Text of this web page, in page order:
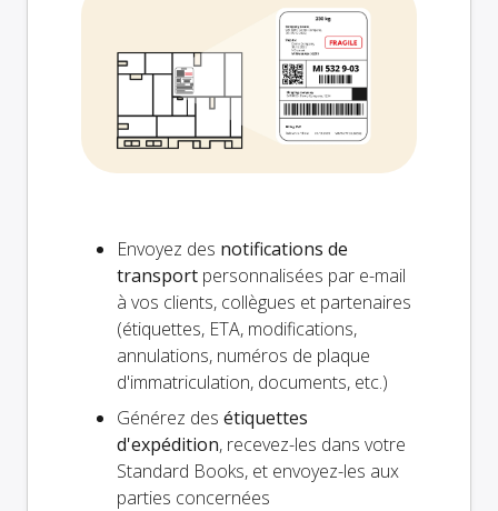
Envoyez des notifications de
transport personnalisées par e-mail
à vos clients, collègues et partenaires
(étiquettes, ETA, modifications,
annulations, numéros de plaque
d'immatriculation, documents, etc.)
Générez des étiquettes
d'expédition, recevez-les dans votre
Standard Books, et envoyez-les aux
parties concernées